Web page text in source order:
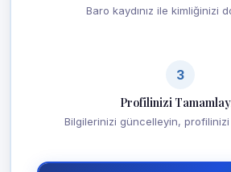
Baro kaydınız ile kimliğinizi
3
Profilinizi
Bilgilerinizi güncelleyin,